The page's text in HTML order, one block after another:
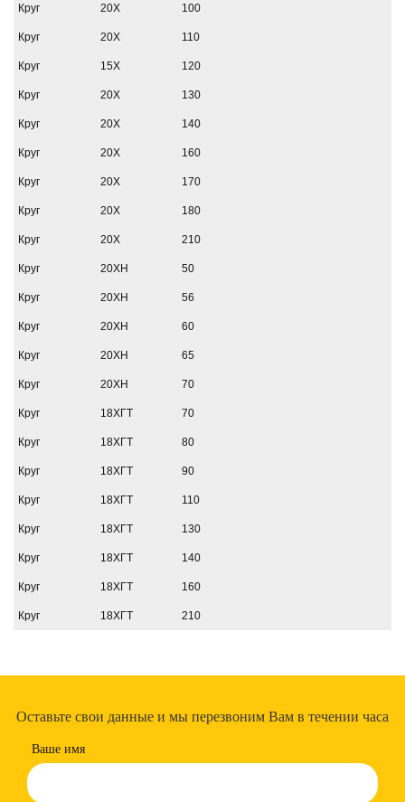
Круг 20Х 100
Круг 20Х 110
Круг 15Х 120
Круг 20Х 130
Круг 20Х 140
Круг 20Х 160
Круг 20Х 170
Круг 20Х 180
Круг 20Х 210
Круг 20ХН 50
Круг 20ХН 56
Круг 20ХН 60
Круг 20ХН 65
Круг 20ХН 70
Круг 18ХГТ 70
Круг 18ХГТ 80
Круг 18ХГТ 90
Круг 18ХГТ 110
Круг 18ХГТ 130
Круг 18ХГТ 140
Круг 18ХГТ 160
Круг 18ХГТ 210
Оставьте свои данные и мы перезвоним Вам в течении часа
Ваше имя